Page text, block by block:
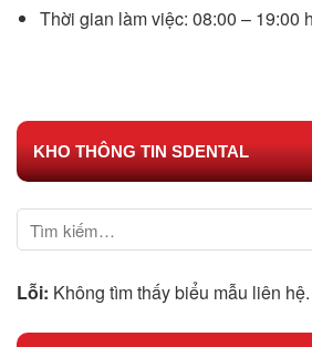
Thời gian làm việc: 08:00 – 19:00
KHO THÔNG TIN SDENTAL
Lỗi: Không tìm thấy biểu mẫu liên hệ.